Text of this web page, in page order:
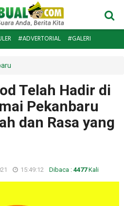
#ADVERTORIAL #GALERI
Telah Hadir di
Pekanbaru
dan Rasa yang
15:49:12 Dibaca : 4477Kali